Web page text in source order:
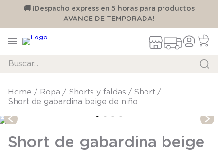
🚚 ¡Despacho express en 5 horas para productos
AVANCE DE TEMPORADA!
ropa shorts y faldas
short
Short de gabardina beige de niño
Short de gabardina beige
TÉRMINOS MÁS BUSCADOS
pijama
3.
zapatillas